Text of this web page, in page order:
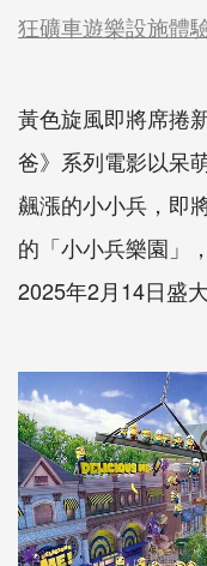
狂礦車遊樂設施體
黃色旋風即將席捲
爸》系列電影以呆
飆漲的小小兵，即
的「小小兵樂園」
2025年2月14日盛大